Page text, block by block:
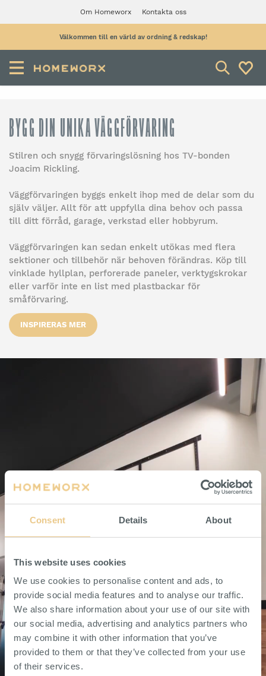
Consent Details About
This website uses cookies
We use cookies to personalise content and ads, to
provide social media features and to analyse our traffic.
We also share information about your use of our site with
our social media, advertising and analytics partners who
may combine it with other information that you’ve
provided to them or that they’ve collected from your use
of their services.
Om Homeworx Kontakta oss
Välkommen till en värld av ordning & redskap!
BYGG DIN UNIKA VÄGGFÖRVARING
Stilren och snygg förvaringslösning hos TV-bonden
Joacim Rickling.
Väggförvaringen byggs enkelt ihop med de delar som du
själv väljer. Allt för att uppfylla dina behov och passa
till ditt förråd, garage, verkstad eller hobbyrum.
Väggförvaringen kan sedan enkelt utökas med flera
sektioner och tillbehör när behoven förändras. Köp till
vinklade hyllplan, perforerade paneler, verktygskrokar
eller varför inte en list med plastbackar för
småförvaring.
INSPIRERAS MER